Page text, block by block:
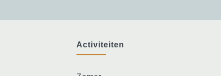
Activiteiten